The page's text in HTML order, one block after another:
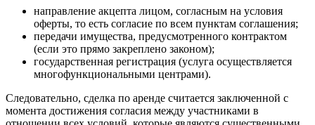
направление акцепта лицом, согласным на условия
оферты, то есть согласие по всем пунктам соглашения;
передачи имущества, предусмотренного контрактом
(если это прямо закреплено законом);
государственная регистрация (услуга осуществляется
многофункциональными центрами).
Следовательно, сделка по аренде считается заключенной с
момента достижения согласия между участниками в